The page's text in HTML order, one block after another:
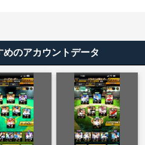
のアカウントデータ